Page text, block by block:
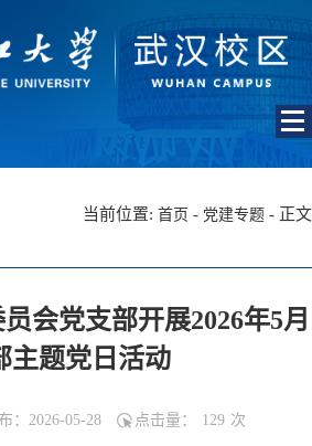
当前位置: 首页 - 党建专题 - 正文
会党支部开展2026年5月
主题党日活动
：2026-05-28 点击量： 129 次